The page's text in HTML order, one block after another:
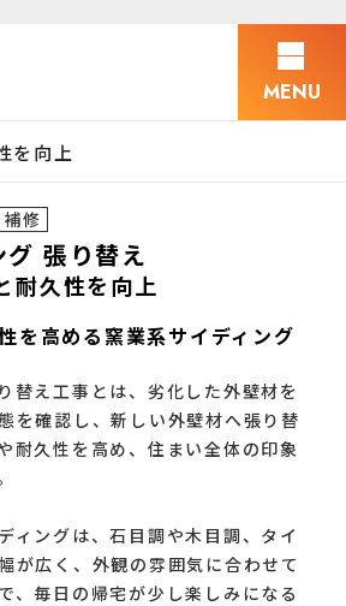
MENU
を向上
修
張り替え
耐久性を向上
を高める窯業系サイディング
替え工事とは、劣化した外壁材を
を確認し、新しい外壁材へ張り替
耐久性を高め、住まい全体の印象
ィングは、石目調や木目調、タイ
が広く、外観の雰囲気に合わせて
、毎日の帰宅が少し楽しみになる